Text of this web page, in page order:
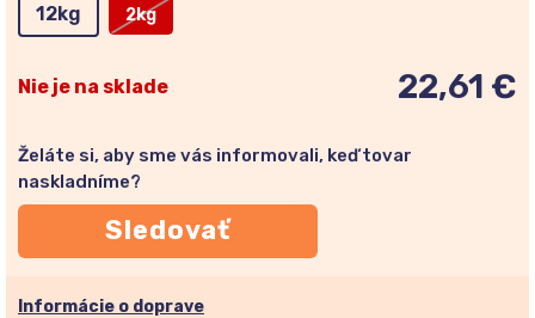
12kg 2kg
Nie je na sklade 22,61 €
Želáte si, aby sme vás informovali, keď tovar
naskladníme?
Sledovať
Informácie o doprave